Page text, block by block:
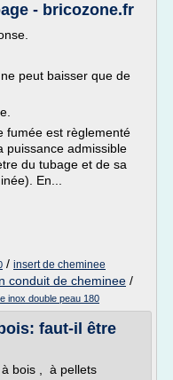
- bricozone.fr
peut baisser que de
fumée est règlementé
puissance admissible
du tubage et de sa
En...
/ insert de cheminee
conduit de cheminee /
inox double peau 180
faut-il être
bois , à pellets